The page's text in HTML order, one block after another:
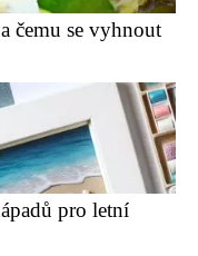
čemu se vyhnout
pro letní